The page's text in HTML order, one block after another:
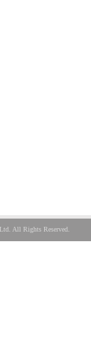
All Rights Reserved.